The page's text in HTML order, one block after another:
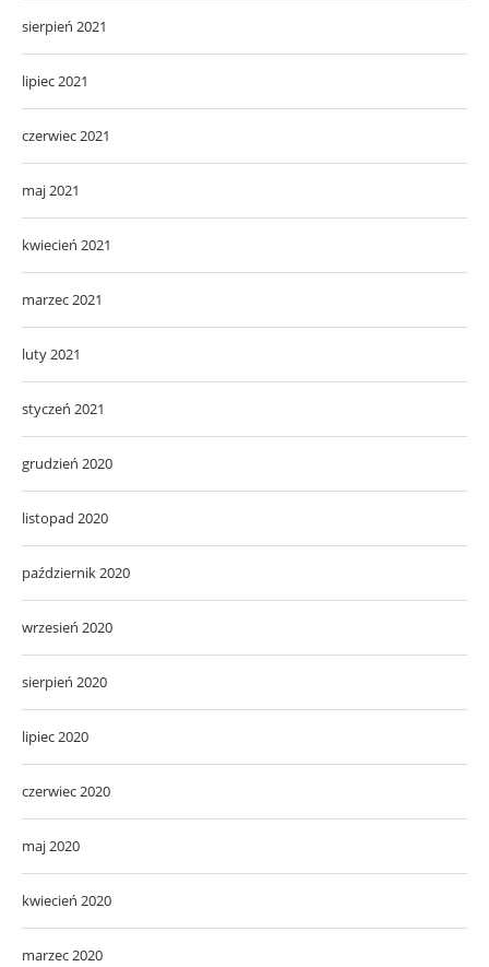
sierpień 2021
lipiec 2021
czerwiec 2021
maj 2021
kwiecień 2021
marzec 2021
luty 2021
styczeń 2021
grudzień 2020
listopad 2020
październik 2020
wrzesień 2020
sierpień 2020
lipiec 2020
czerwiec 2020
maj 2020
kwiecień 2020
marzec 2020